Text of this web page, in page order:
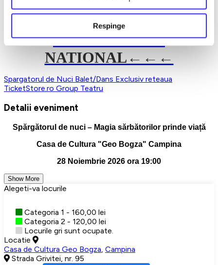
Respinge
→→→TURNEU
NATIONAL←←←
Spargatorul de Nuci Balet/Dans Exclusiv reteaua
TicketStore.ro Group Teatru
Detalii eveniment
Spărgătorul de nuci – Magia sărbătorilor prinde viață
Casa de Cultura "Geo Bogza" Campina
28 Noiembrie 2026 ora 19:00
Show More
Alegeti-va locurile
Categoria 1 - 160,00 lei
Categoria 2 - 120,00 lei
Locurile gri sunt ocupate.
Locatie
Casa de Cultura Geo Bogza Campina
Strada Grivitei, nr. 95